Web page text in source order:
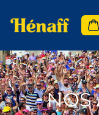
NOS